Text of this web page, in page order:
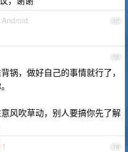
17
18
锅，做好自己的事情就行了，
风吹草动，别人要搞你先了解
19
1